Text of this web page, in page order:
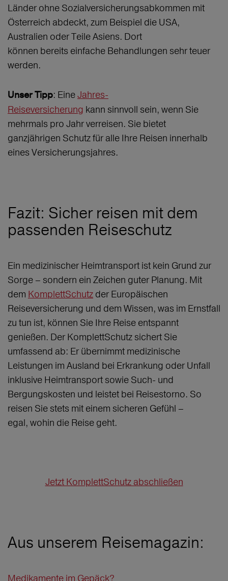
Länder ohne Sozialversicherungsabkommen mit
Österreich abdeckt, zum Beispiel die USA,
Australien oder Teile Asiens. Dort
können bereits einfache Behandlungen sehr teuer
werden.
Unser Tipp: EineJahres-
Reiseversicherung kann sinnvoll sein, wenn Sie
mehrmals pro Jahr verreisen. Sie bietet
ganzjährigen Schutz für alle Ihre Reisen innerhalb
eines Versicherungsjahres.
Fazit: Sicher reisen mit dem
passenden Reiseschutz
Ein medizinischer Heimtransport ist kein Grund zur
Sorge – sondern ein Zeichen guter Planung. Mit
dem KomplettSchutz der Europäischen
Reiseversicherung und dem Wissen, was im Ernstfall
zu tun ist, können Sie Ihre Reise entspannt
genießen. Der KomplettSchutz sichert Sie
umfassend ab: Er übernimmt medizinische
Leistungen im Ausland bei Erkrankung oder Unfall
inklusive Heimtransport sowie Such- und
Bergungskosten und leistet bei Reisestorno. So
reisen Sie stets mit einem sicheren Gefühl –
egal, wohin die Reise geht.
Jetzt KomplettSchutz abschließen
Aus unserem Reisemagazin:
Medikamente im Gepäck?